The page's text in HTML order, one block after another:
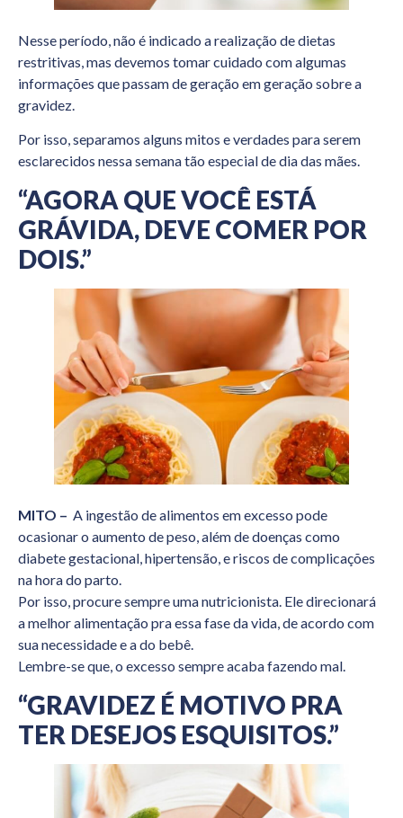
Nesse período, não é indicado a realização de dietas
restritivas, mas devemos tomar cuidado com algumas
informações que passam de geração em geração sobre a
gravidez.
Por isso, separamos alguns mitos e verdades para serem
esclarecidos nessa semana tão especial de dia das mães.
“AGORA QUE VOCÊ ESTÁ
GRÁVIDA, DEVE COMER POR
DOIS.”
MITO – A ingestão de alimentos em excesso pode
ocasionar o aumento de peso, além de doenças como
diabete gestacional, hipertensão, e riscos de complicações
na hora do parto.
Por isso, procure sempre uma nutricionista. Ele direcionará
a melhor alimentação pra essa fase da vida, de acordo com
sua necessidade e a do bebê.
Lembre-se que, o excesso sempre acaba fazendo mal.
“GRAVIDEZ É MOTIVO PRA
TER DESEJOS ESQUISITOS.”